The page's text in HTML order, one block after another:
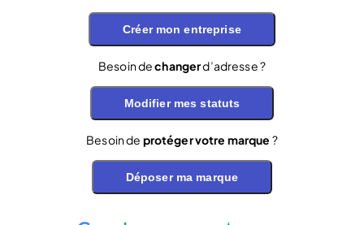
Créer mon entreprise
Besoin dechangerd’adresse ?
Modifier mes statuts
Besoin de protéger votre marque ?
Déposer ma marque